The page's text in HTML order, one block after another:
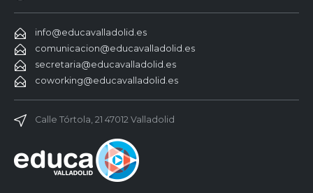
info@educavalladolid.es
comunicacion@educavalladolid.es
secretaria@educavalladolid.es
coworking@educavalladolid.es
Calle Tórtola, 21 47012 Valladolid